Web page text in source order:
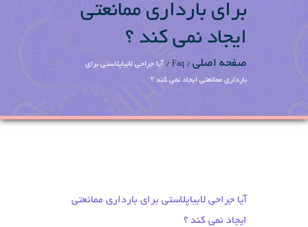
برای بارداری ممانعتی
ایجاد نمی کند ؟
صفحه اصلی / Faq /
آیا جراحی لابیاپلاستی برای
بارداری ممانعتی ایجاد نمی کند ؟
آیا جراحی لابیاپلاستی برای بارداری ممانعتی
ایجاد نمی کند ؟